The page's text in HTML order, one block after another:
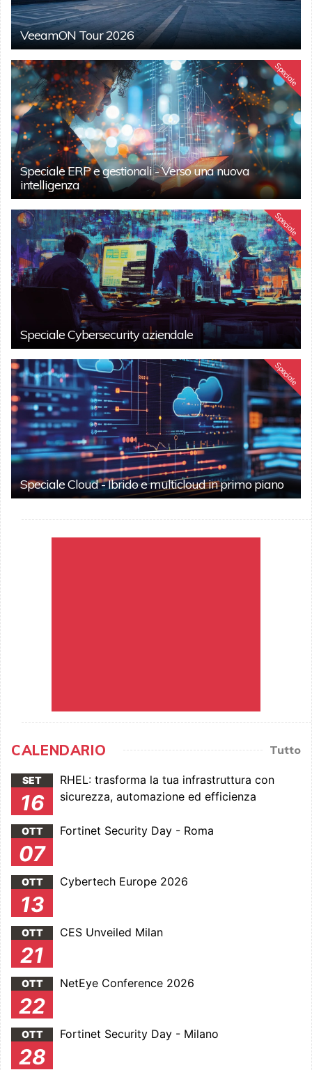
VeeamON Tour 2026
Speciale
Speciale ERP e gestionali - Verso una nuova
intelligenza
Speciale
Speciale Cybersecurity aziendale
Speciale
Speciale Cloud - Ibrido e multicloud in primo piano
CALENDARIO Tutto
SET
16
RHEL: trasforma la tua infrastruttura con
sicurezza, automazione ed efficienza
OTT
07
Fortinet Security Day - Roma
OTT
13
Cybertech Europe 2026
OTT
21
CES Unveiled Milan
OTT
22
NetEye Conference 2026
OTT
28
Fortinet Security Day - Milano